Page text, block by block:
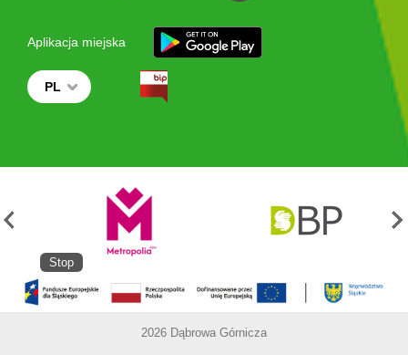
Aplikacja miejska
PL
Stop
2026 Dąbrowa Górnicza